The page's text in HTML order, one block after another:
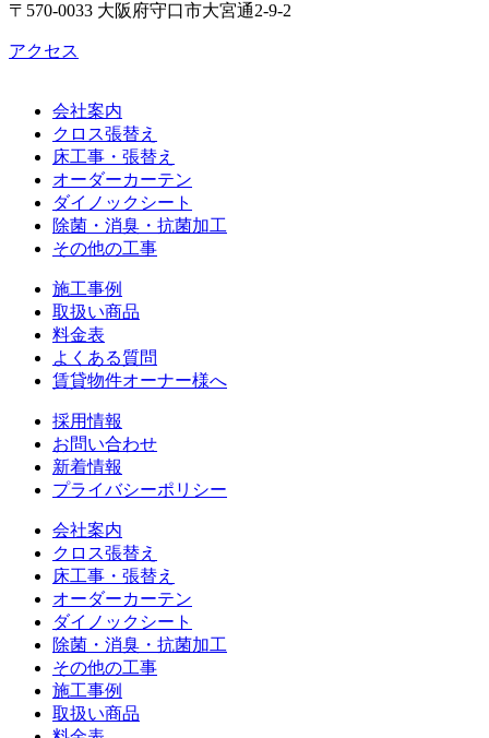
〒570-0033 大阪府守口市大宮通2-9-2
アクセス
会社案内
クロス張替え
床工事・張替え
オーダーカーテン
ダイノックシート
除菌・消臭・抗菌加工
その他の工事
施工事例
取扱い商品
料金表
よくある質問
賃貸物件オーナー様へ
採用情報
お問い合わせ
新着情報
プライバシーポリシー
会社案内
クロス張替え
床工事・張替え
オーダーカーテン
ダイノックシート
除菌・消臭・抗菌加工
その他の工事
施工事例
取扱い商品